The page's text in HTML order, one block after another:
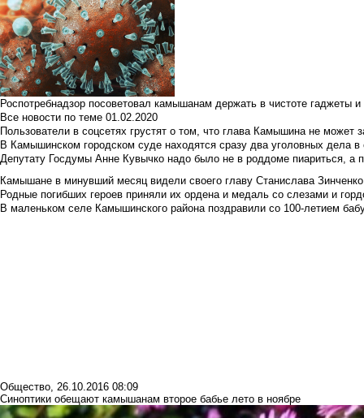
Роспотребнадзор посоветовал камышанам держать в чистоте гаджеты
Все новости по теме 01.02.2020
Пользователи в соцсетях грустят о том, что глава Камышина не может
В Камышинском городском суде находятся сразу два уголовных дела
Депутату Госдумы Анне Кувычко надо было не в роддоме пиариться, а
Камышане в минувший месяц видели своего главу Станислава Зинченко
Родные погибших героев приняли их ордена и медаль со слезами и
В маленьком селе Камышинского района поздравили со 100-летием
Общество, 26.10.2016 08:09
Синоптики обещают камышанам второе бабье лето в ноябре